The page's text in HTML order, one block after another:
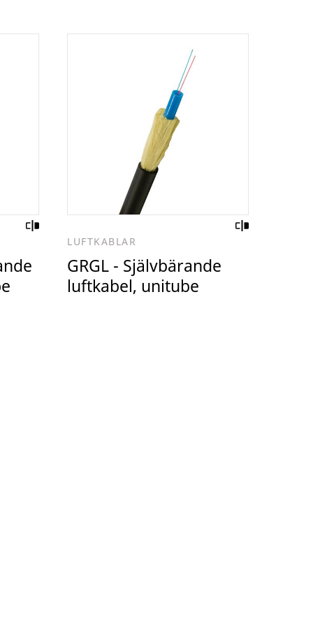
LUFTKABLAR
GRGL - Självbärande
luftkabel, unitube